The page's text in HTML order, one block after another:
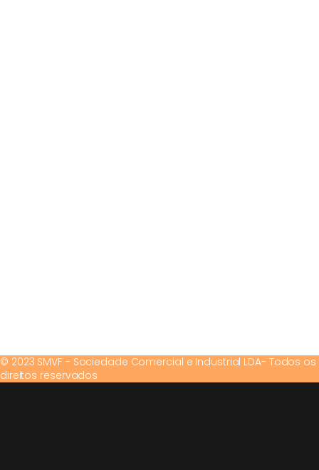
© 2023 SMVF - Sociedade Comercial e Industrial LDA- Todos os
direitos reservados